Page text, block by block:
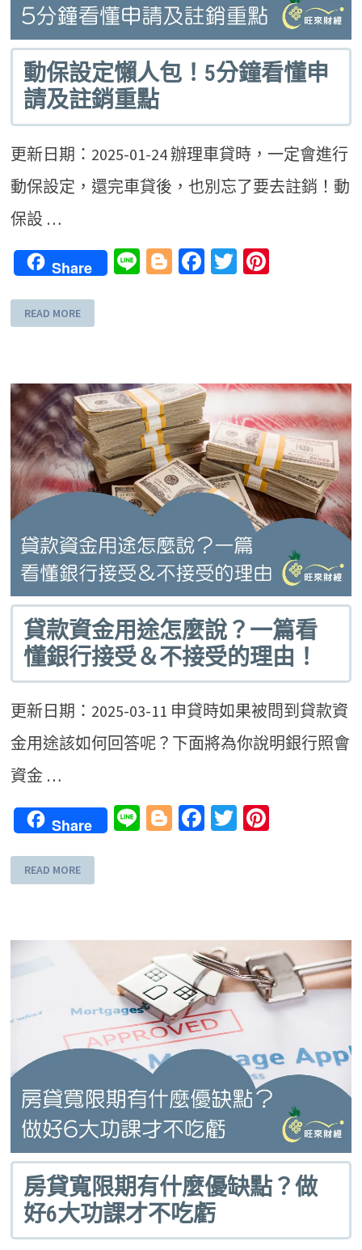
動保設定懶人包！5分鐘看懂申
請及註銷重點
更新日期：2025-01-24 辦理車貸時，一定會進行
動保設定，還完車貸後，也別忘了要去註銷！動
保設 …
Share LineBlogger
Facebook
Twitter
READ MORE
貸款資金用途怎麼說？一篇看
懂銀行接受＆不接受的理由！
更新日期：2025-03-11 申貸時如果被問到貸款資
金用途該如何回答呢？下面將為你說明銀行照會
資金 …
Share LineBlogger
Facebook
Twitter
READ MORE
房貸寬限期有什麼優缺點？做
好6大功課才不吃虧